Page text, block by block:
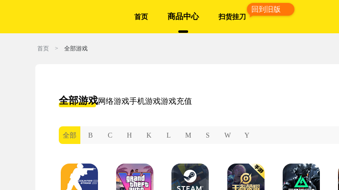
首页 商品中心 扫货挂刀
回到旧版
首页 > 全部游戏
全部游戏网络游戏手机游戏游戏充值
全部 B C H K L M S W Y